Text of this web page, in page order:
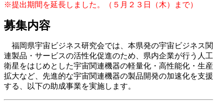
※提出期間を延長しました。（５月２３日（木）まで）
募集内容
福岡県宇宙ビジネス研究会では、本県発の宇宙ビジネス関
連製品・サービスの活性化促進のため、県内企業が行う人工
衛星をはじめとした宇宙関連機器の軽量化・高性能化・生産
拡大など、先進的な宇宙関連機器の製品開発の加速化を支援
する、以下の助成事業を実施します。